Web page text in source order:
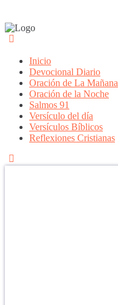
Inicio
Devocional Diario
Oración de La Mañana
Oración de la Noche
Salmos 91
Versículo del día
Versículos Bíblicos
Reflexiones Cristianas